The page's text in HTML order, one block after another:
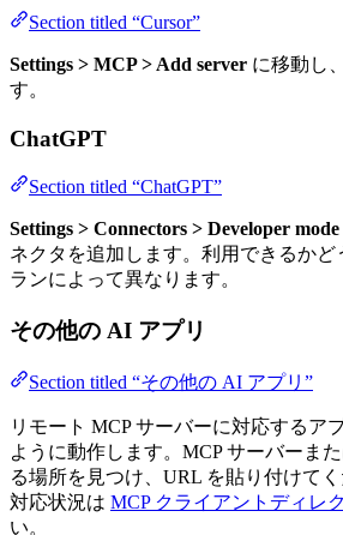
Section titled “Cursor”
Settings > MCP > Add server に移動し
す。
ChatGPT
Section titled “ChatGPT”
Settings > Connectors > Developer mode
ネクタを追加します。利用できるかど
ランによって異なります。
その他の AI アプリ
Section titled “その他の AI アプリ”
リモート MCP サーバーに対応するア
ように動作します。MCP サーバーま
る場所を見つけ、URL を貼り付けて
対応状況は MCP クライアントディレ
い。